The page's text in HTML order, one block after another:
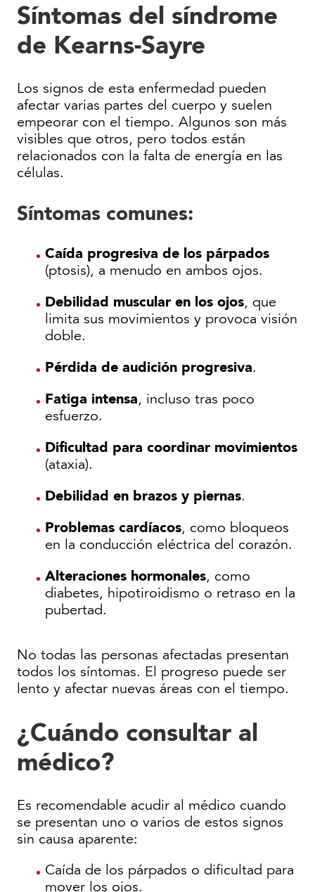
Síntomas del síndrome
de Kearns-Sayre
Los signos de esta enfermedad pueden
afectar varias partes del cuerpo y suelen
empeorar con el tiempo. Algunos son más
visibles que otros, pero todos están
relacionados con la falta de energía en las
células.
Síntomas comunes:
Caída progresiva de los párpados
(ptosis), a menudo en ambos ojos.
Debilidad muscular en los ojos, que
limita sus movimientos y provoca visión
doble.
Pérdida de audición progresiva.
Fatiga intensa, incluso tras poco
esfuerzo.
Dificultad para coordinar movimientos
(ataxia).
Debilidad en brazos y piernas.
Problemas cardíacos, como bloqueos
en la conducción eléctrica del corazón.
Alteraciones hormonales, como
diabetes, hipotiroidismo o retraso en la
pubertad.
No todas las personas afectadas presentan
todos los síntomas. El progreso puede ser
lento y afectar nuevas áreas con el tiempo.
¿Cuándo consultar al
médico?
Es recomendable acudir al médico cuando
se presentan uno o varios de estos signos
sin causa aparente:
Caída de los párpados o dificultad para
mover los ojos.